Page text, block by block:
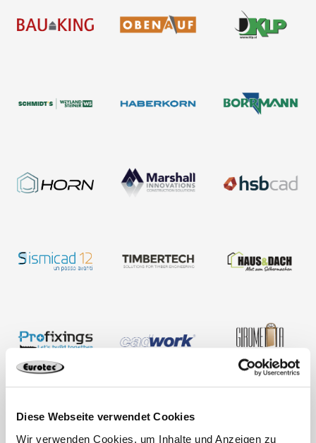
Diese Webseite verwendet Cookies
Wir verwenden Cookies, um Inhalte und Anzeigen zu